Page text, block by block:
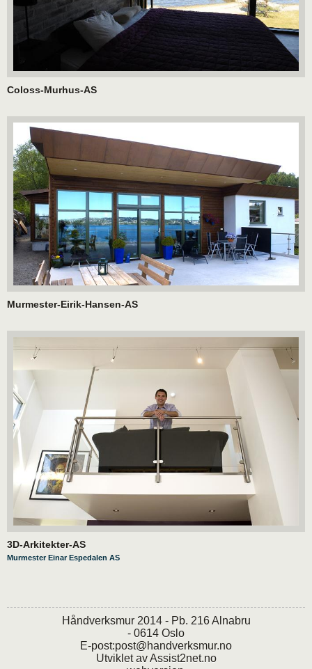
Coloss-Murhus-AS
Murmester-Eirik-Hansen-AS
3D-Arkitekter-AS
Murmester Einar Espedalen AS
Håndverksmur 2014 - Pb. 216 Alnabru
- 0614 Oslo
E-post:post@handverksmur.no
Utviklet avAssist2net.no